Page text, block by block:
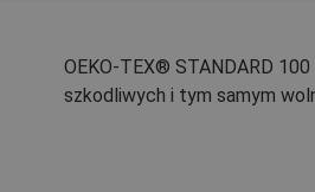
OEKO-TEX® STANDARD
szkodliwych i tym samym